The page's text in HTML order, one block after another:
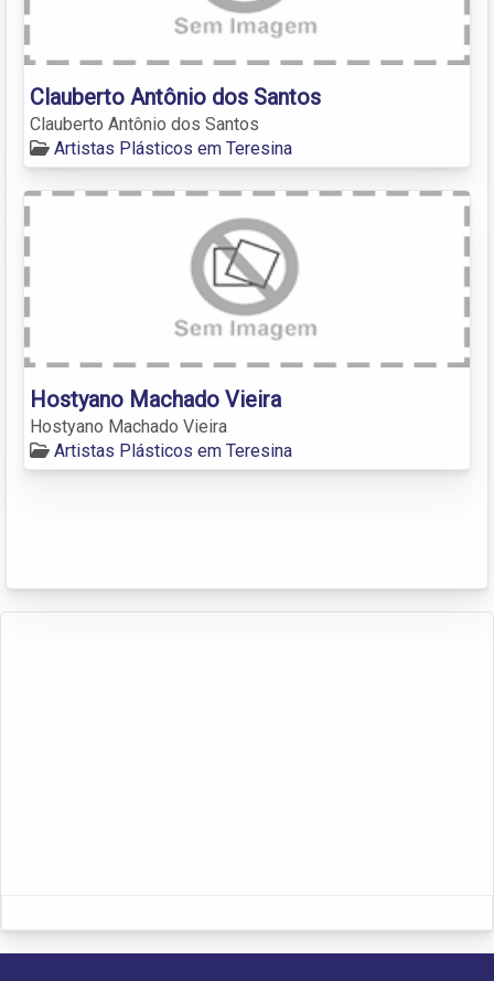
Clauberto Antônio dos Santos
Clauberto Antônio dos Santos
Artistas Plásticos em Teresina
Hostyano Machado Vieira
Hostyano Machado Vieira
Artistas Plásticos em Teresina